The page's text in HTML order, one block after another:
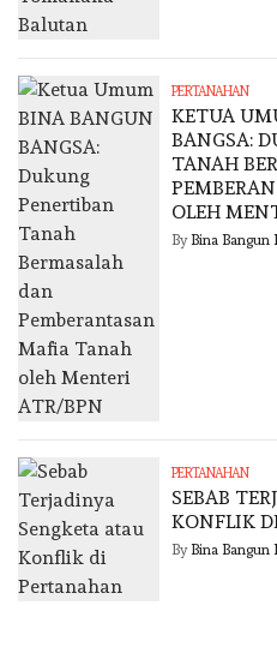
PERTANAHAN
KETUA
BANGSA:
TANAH
OLEH
By Bina Bangun
PERTANAHAN
SEBAB
KONFLIK
By Bina Bangun